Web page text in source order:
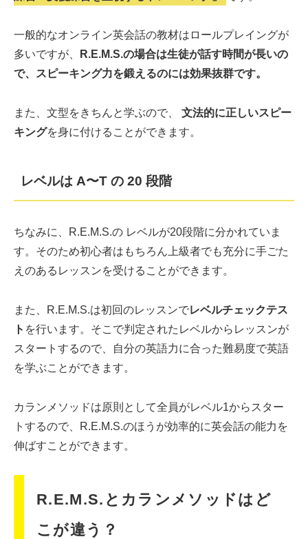
一般的なオンライン英会話の教材はロールプレイングが
多いですが、
R.E.M.S.の場合は生徒が話す時間が長いの
で、スピーキング力を鍛えるのには効果抜群です。
また、文型をきちんと学ぶので、 文法的に正しいスピー
キングを身に付けることができます。
レベルは A〜T の 20 段階
ちなみに、R.E.M.S.の レベルが20段階に分かれていま
す。そのため初心者はもちろん上級者でも充分に手ごた
えのあるレッスンを受けることができます。
また、R.E.M.S.は初回のレッスンでレベルチェックテス
ト を行います。そこで判定されたレベルからレッスンが
スタートするので、自分の英語力に合った難易度で英語
を学ぶことができます。
カランメソッドは原則として全員がレベル1からスター
トするので、R.E.M.S.のほうが効率的に英会話の能力を
伸ばすことができます。
R.E.M.S.とカランメソッドはど
こが違う？